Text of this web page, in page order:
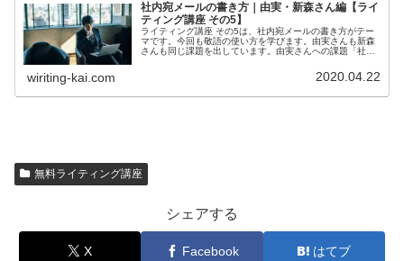
社内宛メールの書き方｜由実・新森さん編【ライ
ティング講座 その5】
ライティング講座 その5は、社内宛メールの書き方がテー
マです。今回も敬語の使い方を学びます。由実さんも新森
さんも同じ課題を出しています。由実さんへの課題「社内
wiriting-kai.com 2020.04.22
無料ライティング講座
シェアする
X Facebook はてブ